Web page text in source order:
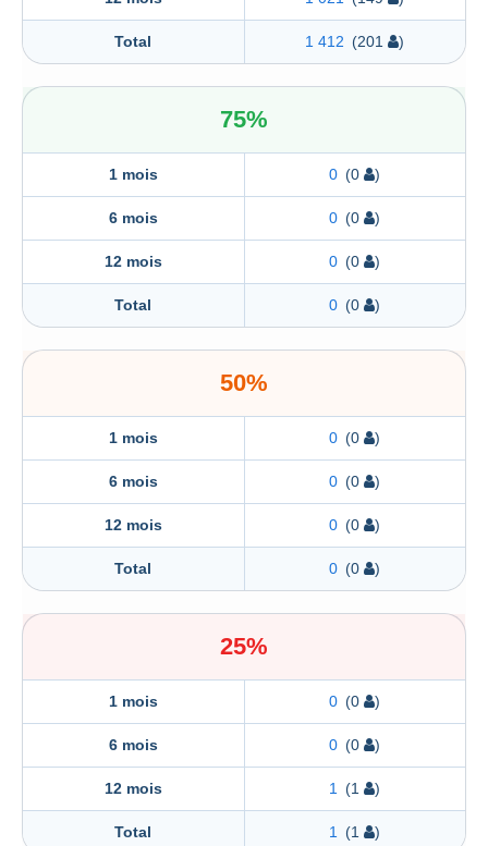
Total 1 412 (201 )
75%
1 mois 0 (0 )
6 mois 0 (0 )
12 mois 0 (0 )
Total 0 (0 )
50%
1 mois 0 (0 )
6 mois 0 (0 )
12 mois 0 (0 )
Total 0 (0 )
25%
1 mois 0 (0 )
6 mois 0 (0 )
12 mois 1 (1 )
Total 1 (1 )